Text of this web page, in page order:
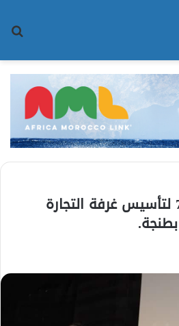
الإحتفال بالذكرى 70 لتأسيس غرفة التجارة